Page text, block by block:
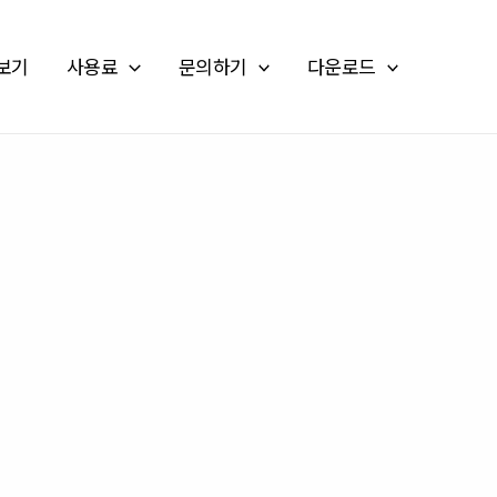
기 사용료 문의하기 다운로드